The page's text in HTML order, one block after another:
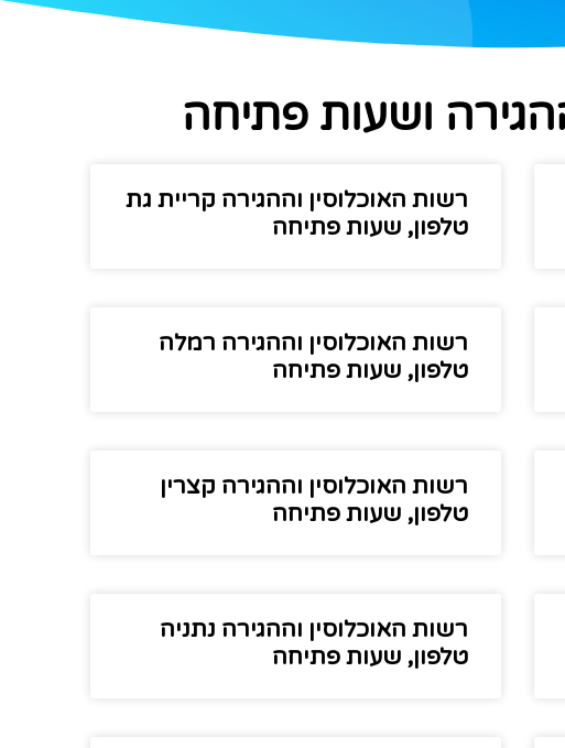
ושעות פתיחה
רשות האוכלוסין וההגירה קריית גת
טלפון, שעות פתיחה
רשות האוכלוסין וההגירה רמלה
טלפון, שעות פתיחה
רשות האוכלוסין וההגירה קצרין
טלפון, שעות פתיחה
רשות האוכלוסין וההגירה נתניה
טלפון, שעות פתיחה